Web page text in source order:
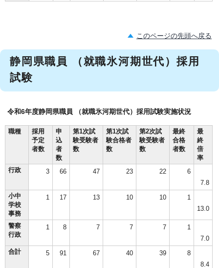
このページの先頭へ戻る
静岡県職員 （就職氷河期世代）採用
試験
令和6年度静岡県職員 （就職氷河期世代）採用試験実施状況
職種
採用
予定
者数
申
込
者
数
第1次試
験受験者
数
第1次試
験合格者
数
第2次試
験受験者
数
最終
合格
者数
最
終
倍
率
行政
3 66 47 23 22
6
7.8
小中
学校
事務
1 17 13 10 10
1
13.0
警察
行政
1 8 7 7 7
1
7.0
合計
5 91 67 40 39
8
8.4